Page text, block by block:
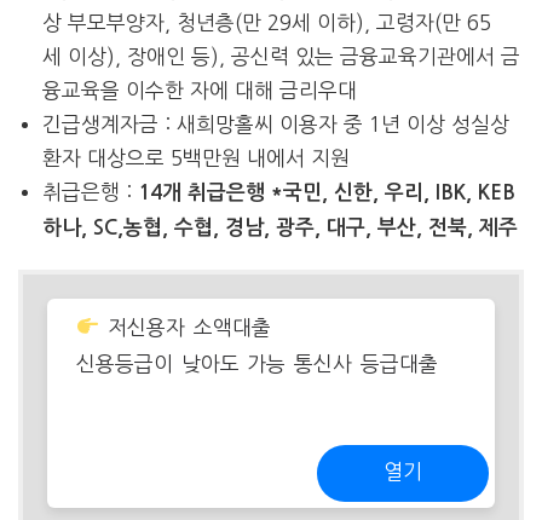
상 부모부양자, 청년층(만 29세 이하), 고령자(만 65
세 이상), 장애인 등), 공신력 있는 금융교육기관에서 금
융교육을 이수한 자에 대해 금리우대
긴급생계자금 : 새희망홀씨 이용자 중 1년 이상 성실상
환자 대상으로 5백만원 내에서 지원
취급은행 : 14개 취급은행 *국민, 신한, 우리, IBK, KEB
하나, SC,농협, 수협, 경남, 광주, 대구, 부산, 전북, 제주
저신용자 소액대출
신용등급이 낮아도 가능 통신사 등급대출
열기